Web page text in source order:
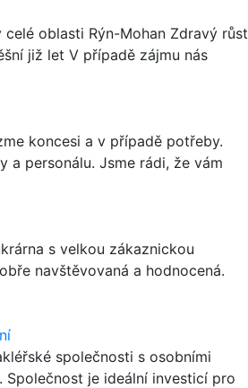
oblasti Rýn-Mohan Zdravý růst
již let V případě zájmu nás
koncesi a v případě potřeby.
a personálu. Jsme rádi, že vám
s velkou zákaznickou
navštěvovaná a hodnocená.
společnosti s osobními
je ideální investicí pro